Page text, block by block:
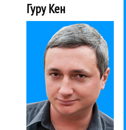
Гуру Кен